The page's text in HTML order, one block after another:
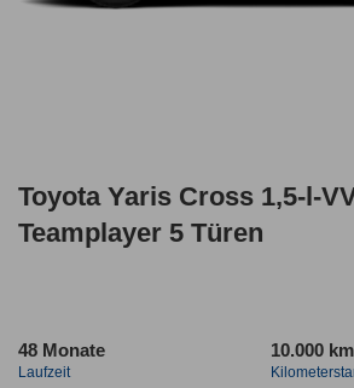
Toyota Yaris Cross 1,5-l-
Teamplayer 5 Türen
48 Monate
Laufzeit
10.000 km